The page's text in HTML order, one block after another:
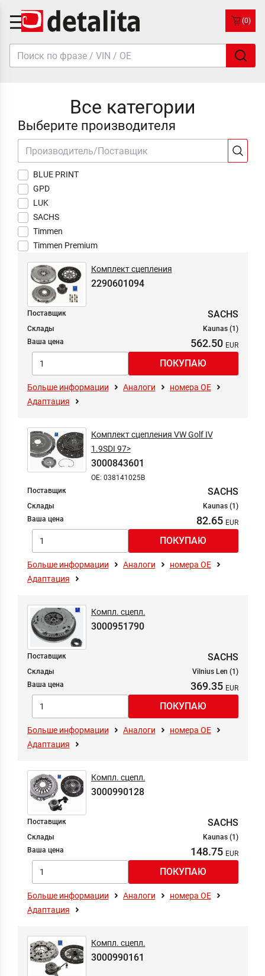
(0)
Все категории
Выберите производителя
BLUE PRINT
GPD
LUK
SACHS
Timmen
Timmen Premium
Комплект сцепления
2290601094
Поставщик SACHS
Склады
Kaunas (1)
Ваша цена
562.50
Больше информации Аналоги
номера ОЕ
Адаптация
Комплект сцепления VW Golf IV
1.9SDI 97>
3000843601
OE: 038141025B
Поставщик
SACHS
Склады
Kaunas (1)
Ваша цена
82.65
Больше информации Аналоги
номера ОЕ
Адаптация
Компл. сцепл.
3000951790
Поставщик SACHS
Склады
Vilnius Len (1)
Ваша цена
369.35
Больше информации Аналоги
номера ОЕ
Адаптация
Компл. сцепл.
3000990128
Поставщик SACHS
Склады
Kaunas (1)
Ваша цена
148.75
Больше информации Аналоги
номера ОЕ
Адаптация
Компл. сцепл.
3000990161